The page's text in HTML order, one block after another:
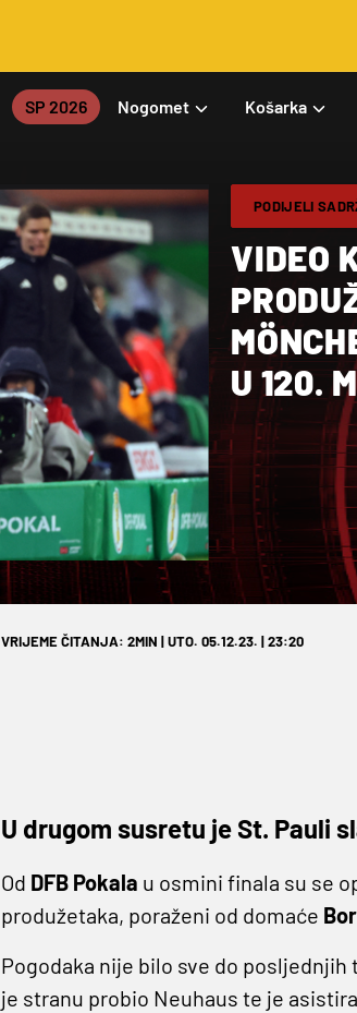
SP 2026 Nogomet Košarka
PODIJELI
VIDEO
U 120.
VRIJEME ČITANJA: 2MIN | UTO. 05.12.23. | 23:20
U drugom susretu je St. Pauli
Od DFB Pokala u osmini finala su se
produžetaka, poraženi od domaće
Pogodaka nije bilo sve do
je stranu probio Neuhaus te je